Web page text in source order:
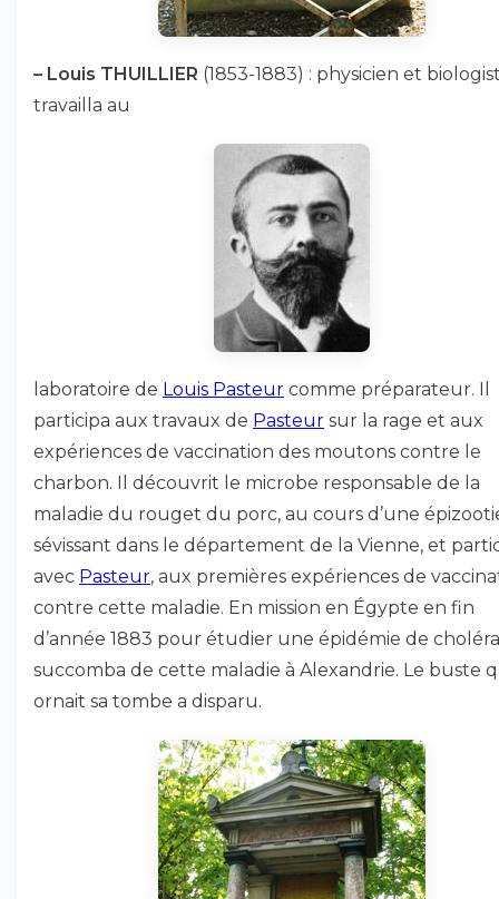
– Louis THUILLIER (1853-1883) : physicien et
travailla au
laboratoire de Louis Pasteur comme préparateur. Il
participa aux travaux de Pasteur sur la rage et aux
expériences de vaccination des moutons contre le
charbon. Il découvrit le microbe responsable de la
maladie du rouget du porc, au cours d’une
sévissant dans le département de la Vienne, et
avec Pasteur, aux premières expériences de
contre cette maladie. En mission en Égypte en fin
d’année 1883 pour étudier une épidémie de
succomba de cette maladie à Alexandrie. Le buste
ornait sa tombe a disparu.